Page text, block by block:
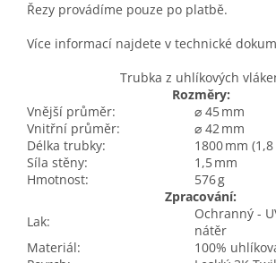
Řezy provádíme pouze po platbě.
Více informací najdete v technické
Trubka z uhlíkových
Rozměry:
Vnější průměr:
⌀ 45 mm
Vnitřní průměr:
⌀ 42 mm
Délka trubky:
1800 mm (1,8
Síla stěny:
1,5 mm
Hmotnost:
576 g
Zpracování:
Lak:
Ochranný -
nátěr
Materiál:
100%